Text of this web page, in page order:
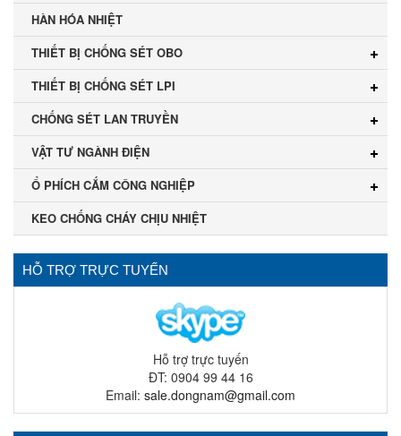
HÀN HÓA NHIỆT
THIẾT BỊ CHỐNG SÉT OBO
THIẾT BỊ CHỐNG SÉT LPI
CHỐNG SÉT LAN TRUYỀN
VẬT TƯ NGÀNH ĐIỆN
Ổ PHÍCH CẮM CÔNG NGHIỆP
KEO CHỐNG CHÁY CHỊU NHIỆT
HỖ TRỢ TRỰC TUYẾN
Hỗ trợ trực tuyến
ĐT: 0904 99 44 16
Email: sale.dongnam@gmail.com